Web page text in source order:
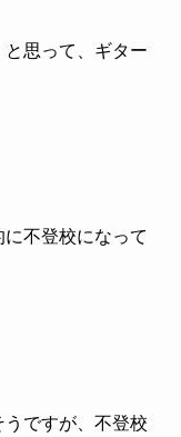
思って、ギター
不登校になって
ですが、不登校